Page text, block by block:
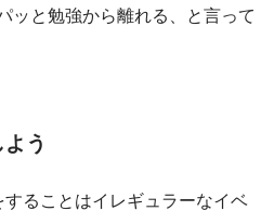
ッと勉強から離れる、と言って
う
ることはイレギュラーなイベ